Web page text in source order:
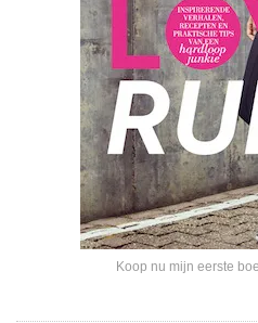
Koop nu mijn eerste